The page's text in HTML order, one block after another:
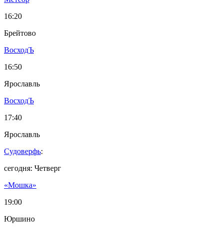
16:20
Брейтово
ВосходЪ
16:50
Ярославль
ВосходЪ
17:40
Ярославль
Судоверфь:
сегодня: Четверг
«Мошка»
19:00
Юршино